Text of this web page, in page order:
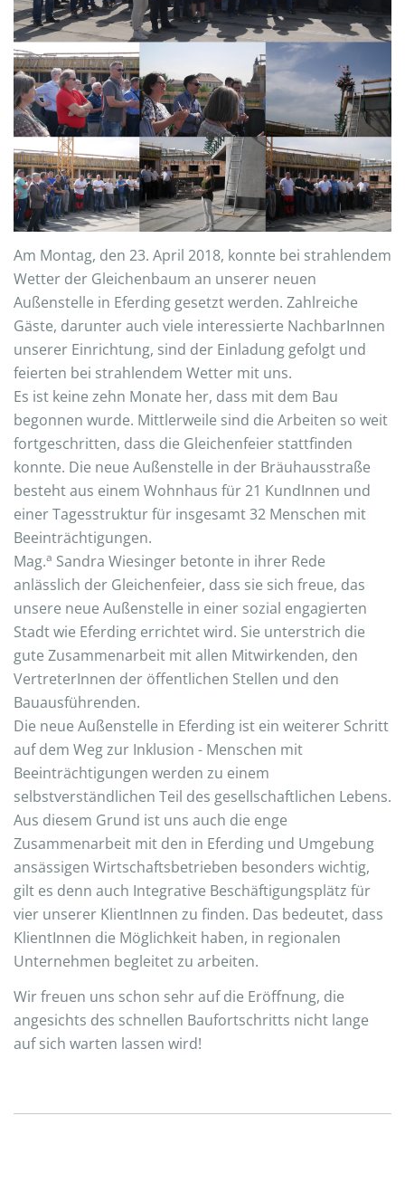
Am Montag, den 23. April 2018, konnte bei strahlendem
Wetter der Gleichenbaum an unserer neuen
Außenstelle in Eferding gesetzt werden. Zahlreiche
Gäste, darunter auch viele interessierte NachbarInnen
unserer Einrichtung, sind der Einladung gefolgt und
feierten bei strahlendem Wetter mit uns.
Es ist keine zehn Monate her, dass mit dem Bau
begonnen wurde. Mittlerweile sind die Arbeiten so weit
fortgeschritten, dass die Gleichenfeier stattfinden
konnte. Die neue Außenstelle in der Bräuhausstraße
besteht aus einem Wohnhaus für 21 KundInnen und
einer Tagesstruktur für insgesamt 32 Menschen mit
Beeinträchtigungen.
Mag.a Sandra Wiesinger betonte in ihrer Rede
anlässlich der Gleichenfeier, dass sie sich freue, das
unsere neue Außenstelle in einer sozial engagierten
Stadt wie Eferding errichtet wird. Sie unterstrich die
gute Zusammenarbeit mit allen Mitwirkenden, den
VertreterInnen der öffentlichen Stellen und den
Bauausführenden.
Die neue Außenstelle in Eferding ist ein weiterer Schritt
auf dem Weg zur Inklusion - Menschen mit
Beeinträchtigungen werden zu einem
selbstverständlichen Teil des gesellschaftlichen Lebens.
Aus diesem Grund ist uns auch die enge
Zusammenarbeit mit den in Eferding und Umgebung
ansässigen Wirtschaftsbetrieben besonders wichtig,
gilt es denn auch Integrative Beschäftigungsplätz für
vier unserer KlientInnen zu finden. Das bedeutet, dass
KlientInnen die Möglichkeit haben, in regionalen
Unternehmen begleitet zu arbeiten.
Wir freuen uns schon sehr auf die Eröffnung, die
angesichts des schnellen Baufortschritts nicht lange
auf sich warten lassen wird!